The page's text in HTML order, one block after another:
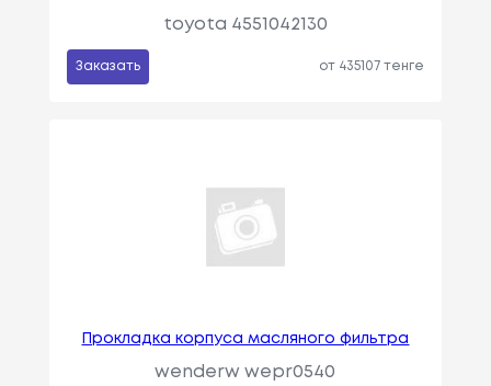
toyota 4551042130
Заказать от 435107 тенге
Прокладка корпуса масляного фильтра
wenderw wepr0540